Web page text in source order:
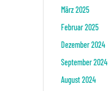
März 2025
Februar 2025
Dezember 2024
September 2024
August 2024